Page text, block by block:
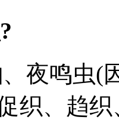
夜鸣虫(
织、趋